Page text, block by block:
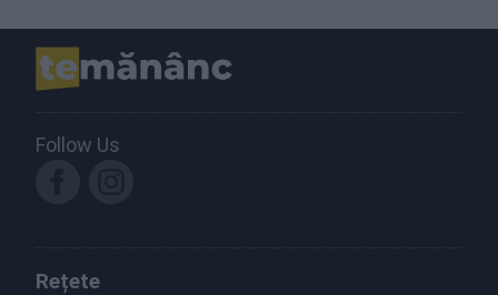
Follow Us
Rețete